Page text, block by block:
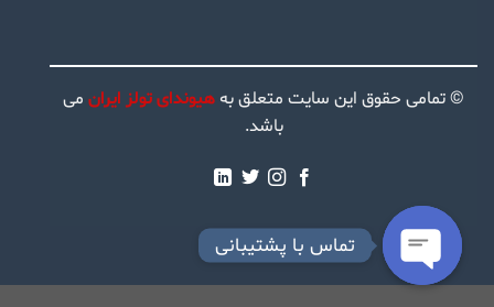
© تمامی حقوق این سایت متعلق به هیوندای تولز ایران می
باشد.
تماس با پشتیبانی